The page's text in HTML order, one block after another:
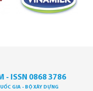
- ISSN 0868 3786
GIA - BỘ XÂY DỰNG